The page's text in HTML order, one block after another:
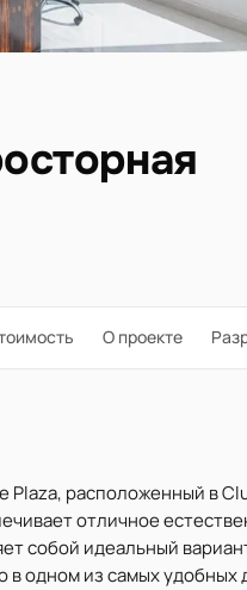
О проекте
расположенный в
отличное
собой идеальный
одном из самых удобных